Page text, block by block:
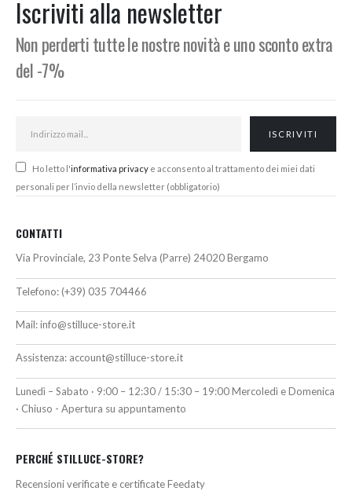
Iscriviti alla newsletter
Non perderti tutte le nostre novità e uno sconto extra
del -7%
Ho letto l'informativa privacy e acconsento al trattamento dei miei dati
personali per l’invio della newsletter (obbligatorio)
CONTATTI
Via Provinciale, 23 Ponte Selva (Parre) 24020 Bergamo
Telefono: (+39) 035 704466
Mail:info@stilluce-store.it
Assistenza: account@stilluce-store.it
Lunedì – Sabato · 9:00 – 12:30 / 15:30 – 19:00 Mercoledì e Domenica
· Chiuso - Apertura su appuntamento
PERCHÉ STILLUCE-STORE?
Recensioni verificate e certificate Feedaty